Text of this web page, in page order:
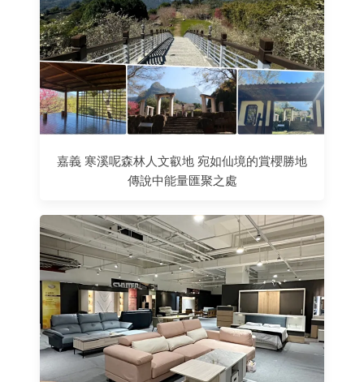
嘉義 寒溪呢森林人文叡地 宛如仙境的賞櫻勝地
傳說中能量匯聚之處